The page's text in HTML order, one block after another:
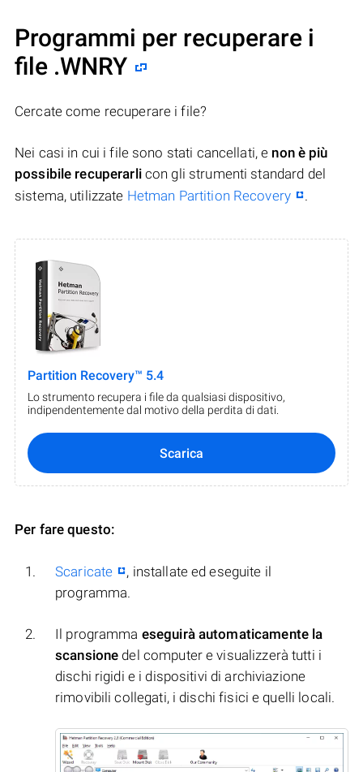
Programmi per recuperare i
file .WNRY
Cercate come recuperare i file?
Nei casi in cui i file sono stati cancellati, e non è più
possibile recuperarlicon gli strumenti standard del
sistema, utilizzate Hetman Partition Recovery .
Partition Recovery™ 5.4
Lo strumento recupera i file da qualsiasi dispositivo,
indipendentemente dal motivo della perdita di dati.
Scarica
Per fare questo:
Scaricate
, installate ed eseguite il
programma.
Il programma eseguirà automaticamente la
scansione del computer e visualizzerà tutti i
dischi rigidi e i dispositivi di archiviazione
rimovibili collegati, i dischi fisici e quelli locali.